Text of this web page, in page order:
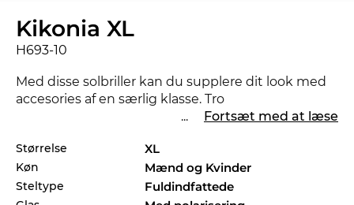
Kikonia XL
H693-10
Med disse solbriller kan du supplere dit look med
accesories af en særlig klasse. Tro
til mænd
kvinder. Som med alle solbriller i vores
butik, kan du stole på den garanterede
beskyttelse.4.2.2 Hvis den Digitale Optiker er
... Fortsæt med at læse
Størrelse XL
Køn Mænd og Kvinder
Steltype Fuldindfattede